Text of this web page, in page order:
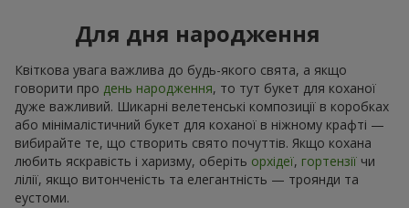
Для дня народження
Квіткова увага важлива до будь-якого свята, а якщо
говорити про день народження, то тут букет для коханої
дуже важливий. Шикарні велетенські композиції в коробках
або мінімалістичний букет для коханої в ніжному крафті —
вибирайте те, що створить свято почуттів. Якщо кохана
любить яскравість і харизму, оберіть орхідеї, гортензії чи
лілії, якщо витонченість та елегантність — троянди та
еустоми.